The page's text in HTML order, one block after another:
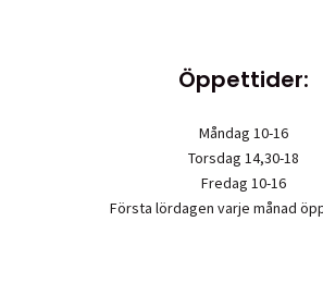
Öppettider:
Måndag 10-16
Torsdag 14,30-18
Fredag 10-16
Första lördagen varje månad